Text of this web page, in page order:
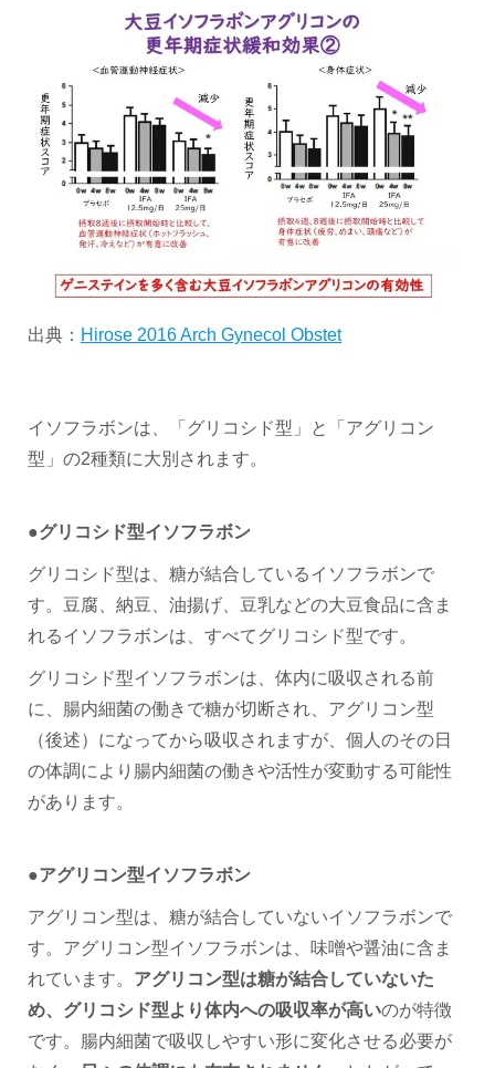
出典： Hirose 2016 Arch Gynecol Obstet
イソフラボンは、「グリコシド型」と「アグリコン
型」の2種類に大別されます。
●グリコシド型イソフラボン
グリコシド型は、糖が結合しているイソフラボンで
す。豆腐、納豆、油揚げ、豆乳などの大豆食品に含ま
れるイソフラボンは、すべてグリコシド型です。
グリコシド型イソフラボンは、体内に吸収される前
に、腸内細菌の働きで糖が切断され、アグリコン型
（後述）になってから吸収されますが、個人のその日
の体調により腸内細菌の働きや活性が変動する可能性
があります。
●アグリコン型イソフラボン
アグリコン型は、糖が結合していないイソフラボンで
す。アグリコン型イソフラボンは、味噌や醤油に含ま
れています。 アグリコン型は糖が結合していないた
め、グリコシド型より体内への吸収率が高いのが特徴
です。腸内細菌で吸収しやすい形に変化させる必要が